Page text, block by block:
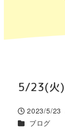
5/23(火)
投稿日
2023/5/23
カテゴリー
ブログ